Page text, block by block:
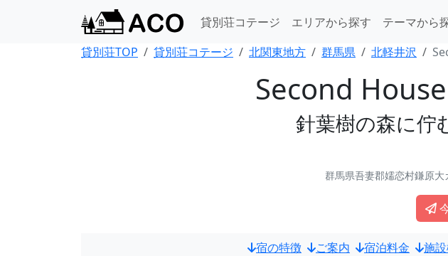
貸別荘コテージ エリアから探す テーマから
貸別荘TOP
貸別荘コテージ 北関東地方 群馬県 北軽井沢
Second
針葉樹の森に佇
群馬県吾妻郡嬬恋村鎌原
宿の特徴 ご案内 宿泊料金 施